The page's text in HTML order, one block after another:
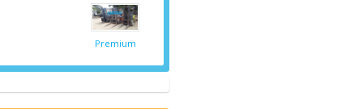
Premium